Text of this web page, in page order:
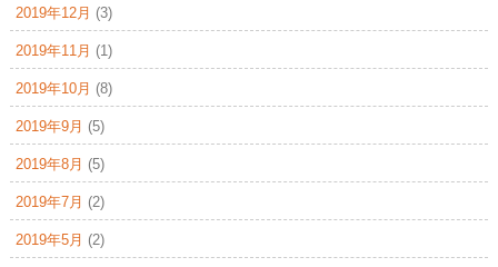
2019年12月 (3)
2019年11月 (1)
2019年10月 (8)
2019年9月 (5)
2019年8月 (5)
2019年7月 (2)
2019年5月 (2)